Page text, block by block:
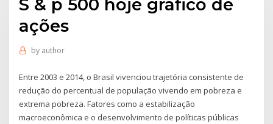
S & p 500 hoje gráfico de
ações
by author
Entre 2003 e 2014, o Brasil vivenciou trajetória consistente de
redução do percentual de população vivendo em pobreza e
extrema pobreza. Fatores como a estabilização
macroeconômica e o desenvolvimento de políticas públicas